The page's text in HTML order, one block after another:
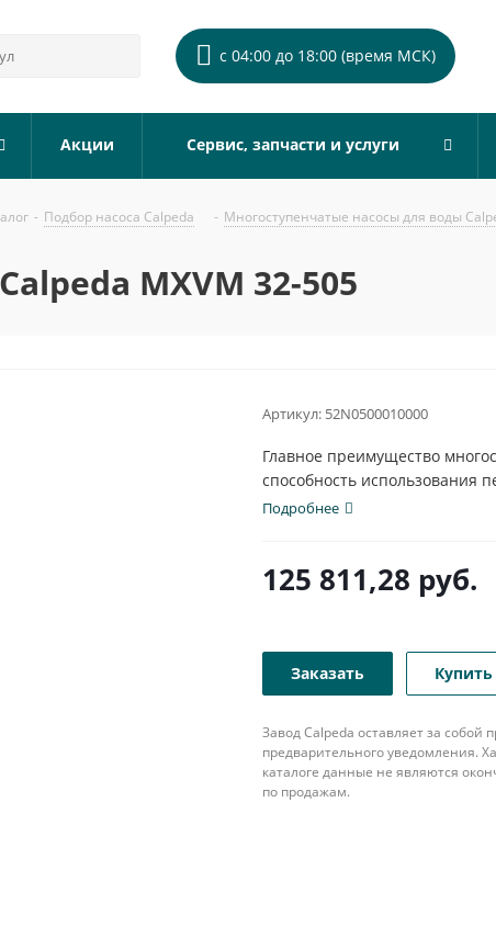
с 04:00 до 18:00 (время МСК)
Акции Сервис, запчасти и услуги
- Подбор насоса Calpeda - Многоступенчатые насосы для воды
MXVM 32-505
Артикул: 52N0500010000
Главное преимущество
способность использования
Подробнее
125 811,28 руб.
Заказать
Завод Calpeda оставляет за собой
предварительного уведомления.
каталоге данные не являются
по продажам.